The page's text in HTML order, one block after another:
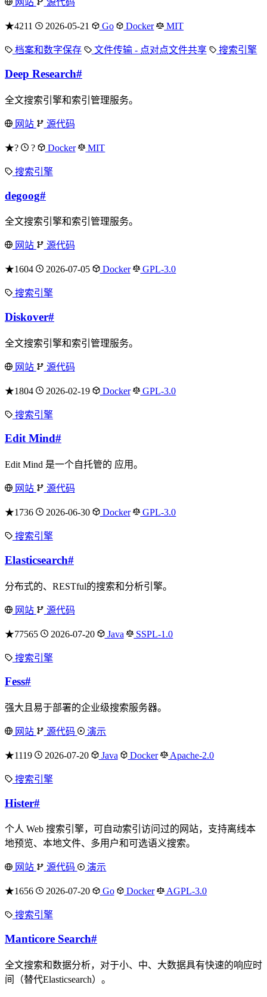
网站 源代码
★4211 2026-05-21 Go Docker MIT
档案和数字保存 文件传输 - 点对点文件共享 搜索引擎
Deep Research#
全文搜索引擎和索引管理服务。
网站 源代码
★? ? Docker MIT
搜索引擎
degoog#
全文搜索引擎和索引管理服务。
网站 源代码
★1604 2026-07-05 Docker GPL-3.0
搜索引擎
Diskover#
全文搜索引擎和索引管理服务。
网站 源代码
★1804 2026-02-19 Docker GPL-3.0
搜索引擎
Edit Mind#
Edit Mind 是一个自托管的 应用。
网站 源代码
★1736 2026-06-30 Docker GPL-3.0
搜索引擎
Elasticsearch#
分布式的、RESTful的搜索和分析引擎。
网站 源代码
★77565 2026-07-20 Java SSPL-1.0
搜索引擎
Fess#
强大且易于部署的企业级搜索服务器。
网站 源代码 演示
★1119 2026-07-20 Java Docker Apache-2.0
搜索引擎
Hister#
个人 Web 搜索引擎，可自动索引访问过的网站，支持离线本
地预览、本地文件、多用户和可选语义搜索。
网站 源代码 演示
★1656 2026-07-20 Go Docker AGPL-3.0
搜索引擎
Manticore Search#
全文搜索和数据分析，对于小、中、大数据具有快速的响应时
间（替代Elasticsearch）。